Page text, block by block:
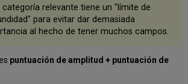
categoría relevante tiene un "límite de
para evitar dar demasiada
al hecho de tener muchos campos.
puntuación de amplitud + puntuación de